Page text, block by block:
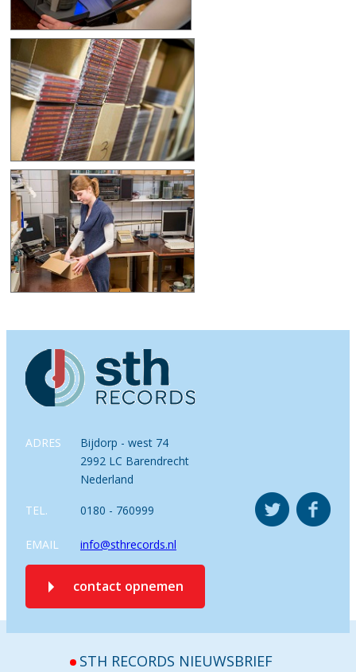
ADRES
Bijdorp - west 74
2992 LC Barendrecht
Nederland
TEL. 0180 - 760999
EMAIL info@sthrecords.nl
contact opnemen
STH RECORDS NIEUWSBRIEF